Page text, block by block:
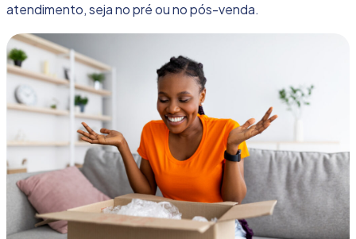
atendimento, seja no pré ou no pós-venda.